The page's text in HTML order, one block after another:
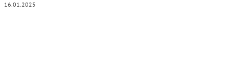
16.01.2025